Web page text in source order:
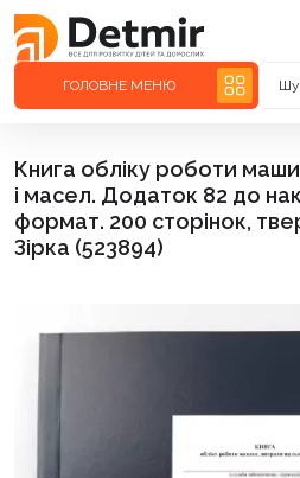
ГОЛОВНЕ МЕНЮ
Книга обліку роботи
і масел. Додаток 82 до
формат. 200 сторінок,
Зірка (523894)